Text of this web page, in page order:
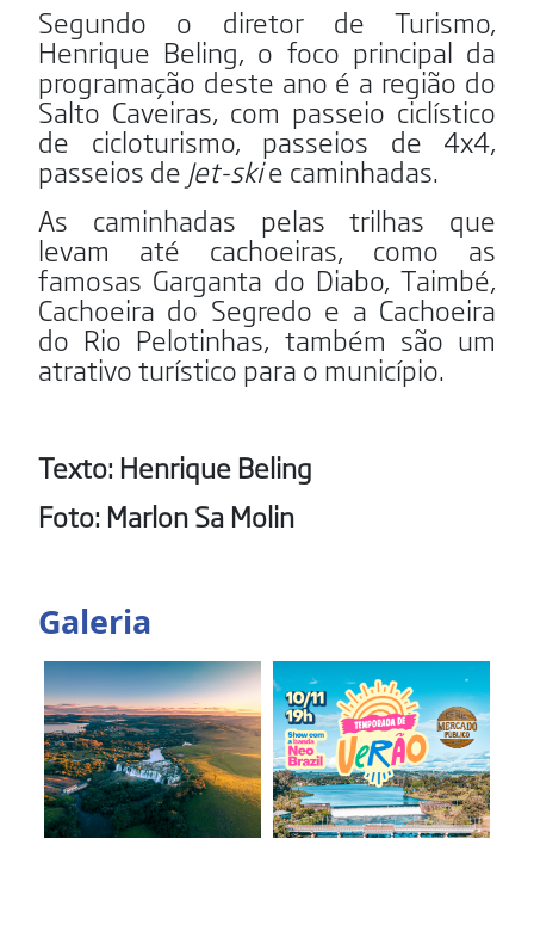
Segundo o diretor de Turismo,
Henrique Beling, o foco principal da
programação deste ano é a região do
Salto Caveiras, com passeio ciclístico
de cicloturismo, passeios de 4x4,
passeios de Jet-skie caminhadas.
As caminhadas pelas trilhas que
levam até cachoeiras, como as
famosas Garganta do Diabo, Taimbé,
Cachoeira do Segredo e a Cachoeira
do Rio Pelotinhas, também são um
atrativo turístico para o município.
Texto: Henrique Beling
Foto: Marlon Sa Molin
Galeria